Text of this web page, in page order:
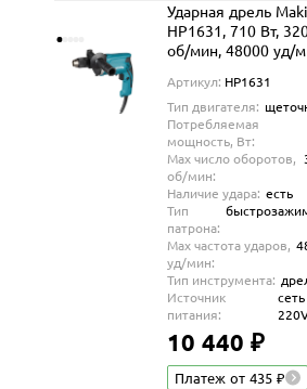
Ударная дрель
HP1631, 710 Вт,
об/мин, 48000 уд/
Артикул: HP1631
Тип двигателя:
Потребляемая
мощность, Вт:
Max число оборотов,
об/мин:
Наличие удара: есть
Тип
патрона:
Max частота ударов,
уд/мин:
Тип инструмента:
Источник
питания:
сеть
10 440 ₽
Платеж от 435 ₽